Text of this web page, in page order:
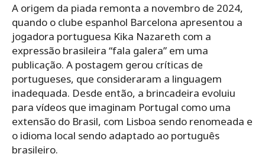
A origem da piada remonta a novembro de 2024,
quando o clube espanhol Barcelona apresentou a
jogadora portuguesa Kika Nazareth com a
expressão brasileira “fala galera” em uma
publicação. A postagem gerou críticas de
portugueses, que consideraram a linguagem
inadequada. Desde então, a brincadeira evoluiu
para vídeos que imaginam Portugal como uma
extensão do Brasil, com Lisboa sendo renomeada e
o idioma local sendo adaptado ao português
brasileiro.